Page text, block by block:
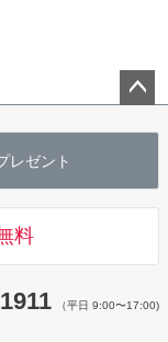
へ
レゼント
料
（平日 9:00〜17:00)